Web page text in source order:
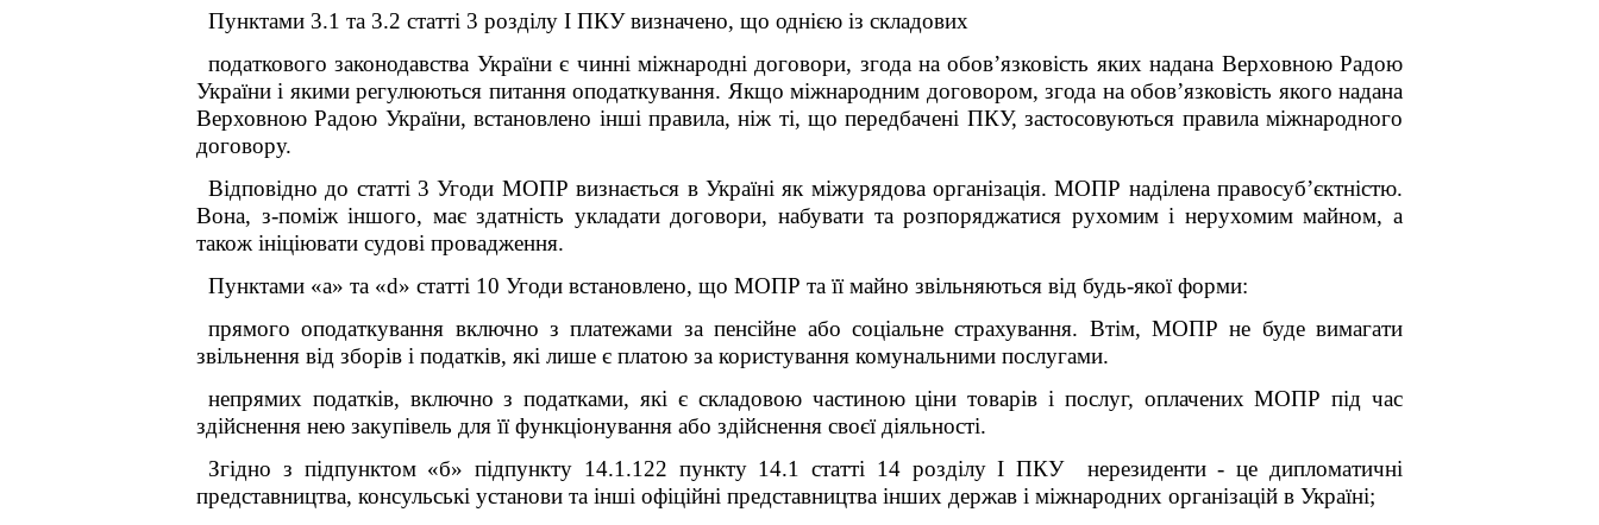
Пунктами 3.1 та 3.2 статті 3 розділу І ПКУ визначено, що однією із складових
податкового законодавства України є чинні міжнародні договори, згода на обов’язковість яких надана Верховною Радою
України і якими регулюються питання оподаткування. Якщо міжнародним договором, згода на обов’язковість якого надана
Верховною Радою України, встановлено інші правила, ніж ті, що передбачені ПКУ, застосовуються правила міжнародного
договору.
Відповідно до статті 3 Угоди МОПР визнається в Україні як міжурядова організація. МОПР наділена правосуб’єктністю.
Вона, з-поміж іншого, має здатність укладати договори, набувати та розпоряджатися рухомим і нерухомим майном, а
також ініціювати судові провадження.
Пунктами «а» та «d» статті 10 Угоди встановлено, що МОПР та її майно звільняються від будь-якої форми:
прямого оподаткування включно з платежами за пенсійне або соціальне страхування. Втім, МОПР не буде вимагати
звільнення від зборів і податків, які лише є платою за користування комунальними послугами.
непрямих податків, включно з податками, які є складовою частиною ціни товарів і послуг, оплачених МОПР під час
здійснення нею закупівель для її функціонування або здійснення своєї діяльності.
Згідно з підпунктом «б» підпункту 14.1.122 пункту 14.1 статті 14 розділу І ПКУ нерезиденти - це дипломатичні
представництва, консульські установи та інші офіційні представництва інших держав і міжнародних організацій в Україні;